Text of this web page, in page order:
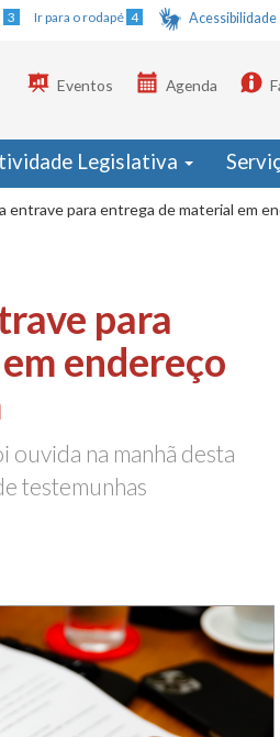
3 Ir para o rodapé 4 Acessibilidade
Eventos Agenda
Legislativa
entrave para entrega de material em
para
endereço
na manhã desta
testemunhas